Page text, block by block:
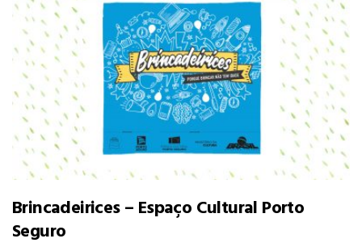
Brincadeirices – Espaço Cultural Porto
Seguro